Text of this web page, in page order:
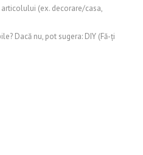
(ex. decorare/casa,
Dacă nu, pot sugera: DIY (Fă-ți